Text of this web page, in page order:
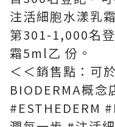
注活細胞水漾乳
第301-1,000名
霜5ml乙 份。
＜＜銷售點：可
BIODERMA概念
#ESTHEDERM